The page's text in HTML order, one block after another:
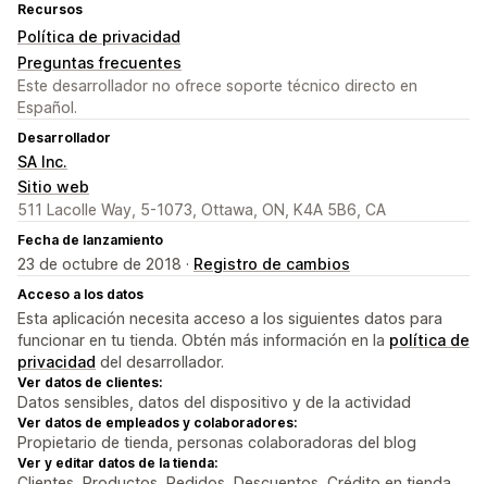
Recursos
Política de privacidad
Preguntas frecuentes
Este desarrollador no ofrece soporte técnico directo en
Español.
Desarrollador
SA Inc.
Sitio web
511 Lacolle Way, 5-1073, Ottawa, ON, K4A 5B6, CA
Fecha de lanzamiento
23 de octubre de 2018 · Registro de cambios
Acceso a los datos
Esta aplicación necesita acceso a los siguientes datos para
funcionar en tu tienda. Obtén más información en la política de
privacidad del desarrollador.
Ver datos de clientes:
Datos sensibles, datos del dispositivo y de la actividad
Ver datos de empleados y colaboradores:
Propietario de tienda, personas colaboradoras del blog
Ver y editar datos de la tienda: